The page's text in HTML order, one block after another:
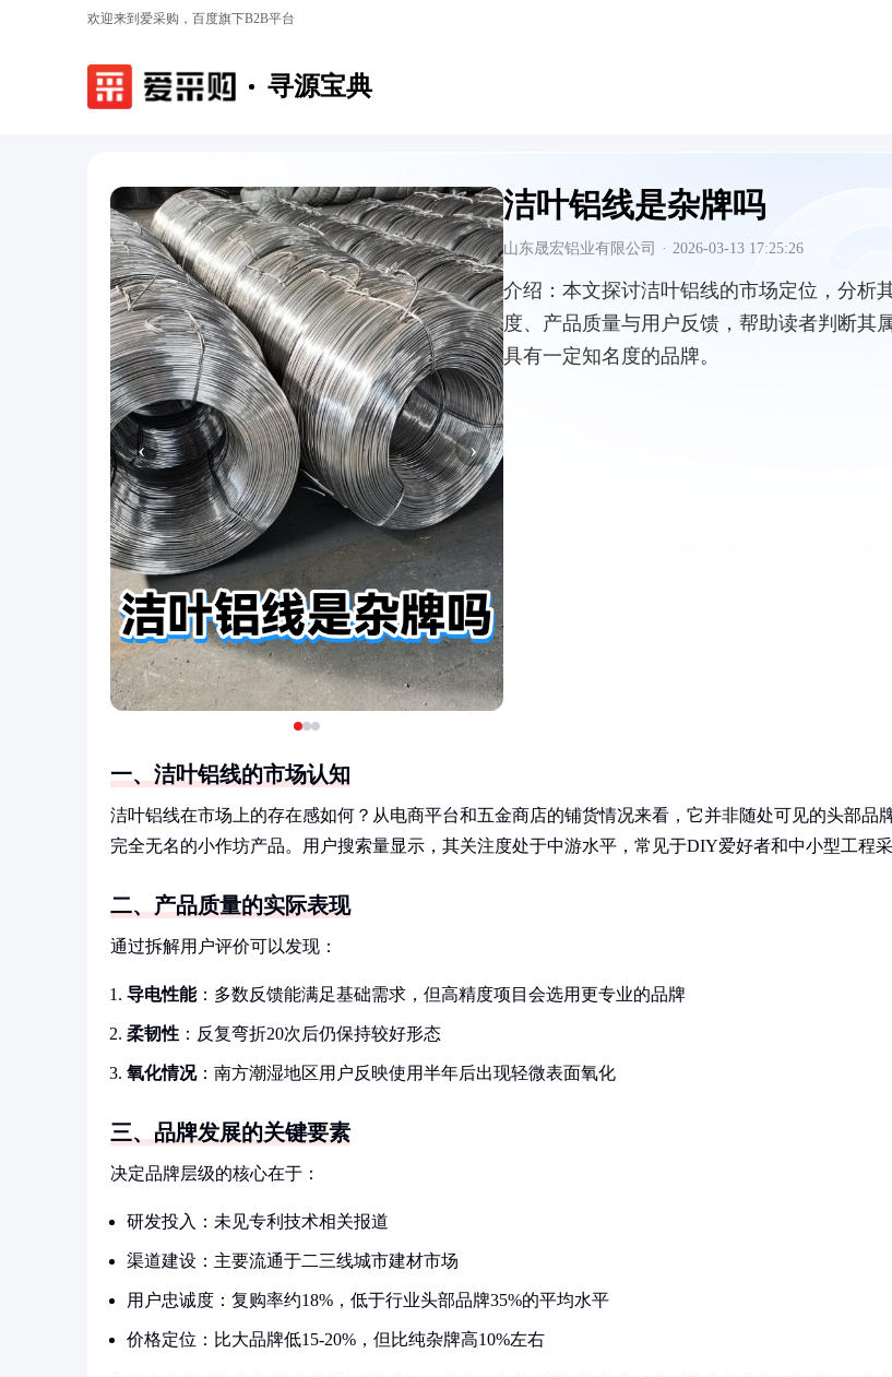
欢迎来到爱采购，百度旗下B2B平台
寻源宝典
‹ ›
洁叶铝线是杂牌吗
山东晟宏铝业有限公司 · 2026-03-13 17:25:26
介绍： 本文探讨洁叶铝线的市场定位，分析
度、产品质量与用户反馈，帮助读者判断其
具有一定知名度的品牌。
一、洁叶铝线的市场认知
洁叶铝线在市场上的存在感如何？从电商平台和五金商店的铺货情况来看，它并非随处可见的头部品
完全无名的小作坊产品。用户搜索量显示，其关注度处于中游水平，常见于DIY爱好者和中小型工程采
二、产品质量的实际表现
通过拆解用户评价可以发现：
导电性能：多数反馈能满足基础需求，但高精度项目会选用更专业的品牌
柔韧性 ：反复弯折20次后仍保持较好形态
氧化情况：南方潮湿地区用户反映使用半年后出现轻微表面氧化
三、品牌发展的关键要素
决定品牌层级的核心在于：
研发投入：未见专利技术相关报道
渠道建设：主要流通于二三线城市建材市场
用户忠诚度：复购率约18%，低于行业头部品牌35%的平均水平
价格定位：比大品牌低15-20%，但比纯杂牌高10%左右